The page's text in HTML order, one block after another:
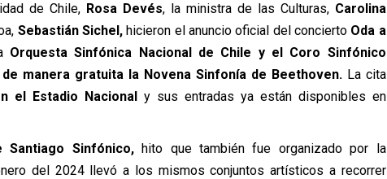
de Chile,Rosa Devés, la ministra de las Culturas, Carolina
Sebastián Sichel, hicieron el anuncio oficial del concierto Oda a
Orquesta Sinfónica Nacional de Chile y el Coro Sinfónico
manera gratuita la Novena Sinfonía de Beethoven.La cita
el Estadio Nacionaly sus entradas ya están disponibles en
Sinfónico,hito que también fue organizado por la
del 2024 llevó a los mismos conjuntos artísticos a recorrer